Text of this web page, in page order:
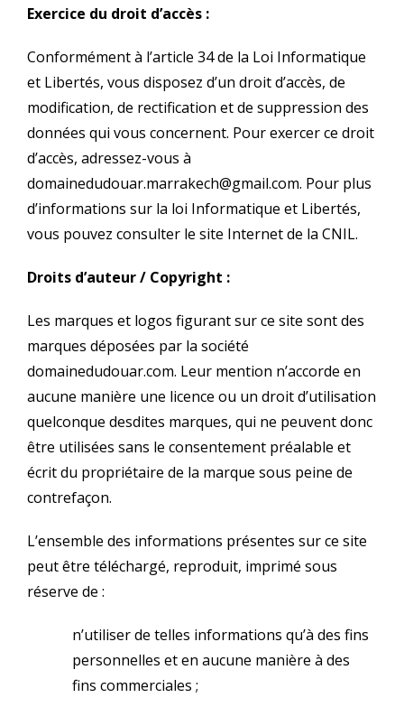
Exercice du droit d’accès :
Conformément à l’article 34 de la Loi Informatique
et Libertés, vous disposez d’un droit d’accès, de
modification, de rectification et de suppression des
données qui vous concernent. Pour exercer ce droit
d’accès, adressez-vous à
domainedudouar.marrakech@gmail.com. Pour plus
d’informations sur la loi Informatique et Libertés,
vous pouvez consulter le site Internet de la CNIL.
Droits d’auteur / Copyright :
Les marques et logos figurant sur ce site sont des
marques déposées par la société
domainedudouar.com. Leur mention n’accorde en
aucune manière une licence ou un droit d’utilisation
quelconque desdites marques, qui ne peuvent donc
être utilisées sans le consentement préalable et
écrit du propriétaire de la marque sous peine de
contrefaçon.
L’ensemble des informations présentes sur ce site
peut être téléchargé, reproduit, imprimé sous
réserve de :
n’utiliser de telles informations qu’à des fins
personnelles et en aucune manière à des
fins commerciales ;